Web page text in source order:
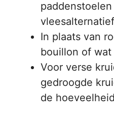
In plaats van
bouillon of wat
Voor verse
gedroogde
de